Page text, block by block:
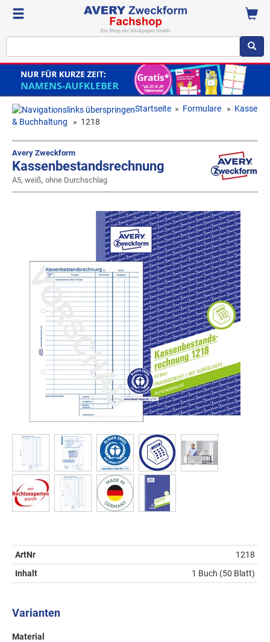
Startseite » Formulare » Kasse
& Buchhaltung
» 1218
Avery Zweckform
Kassenbestandsrechnung
A5, weiß, ohne Durchschlag
ArtNr
1218
Inhalt
1 Buch (50 Blatt)
Varianten
Material